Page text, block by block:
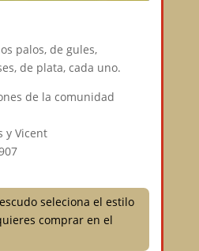
palos, de gules,
de plata, cada uno.
de la comunidad
y Vicent
seleciona el estilo
comprar en el